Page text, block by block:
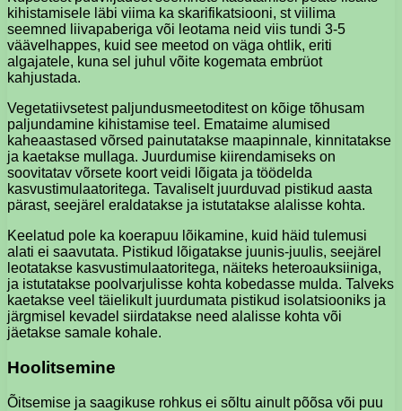
kihistamisele läbi viima ka skarifikatsiooni, st viilima
seemned liivapaberiga või leotama neid viis tundi 3-5
väävelhappes, kuid see meetod on väga ohtlik, eriti
algajatele, kuna sel juhul võite kogemata embrüot
kahjustada.
Vegetatiivsetest paljundusmeetoditest on kõige tõhusam
paljundamine kihistamise teel. Emataime alumised
kaheaastased võrsed painutatakse maapinnale, kinnitatakse
ja kaetakse mullaga. Juurdumise kiirendamiseks on
soovitatav võrsete koort veidi lõigata ja töödelda
kasvustimulaatoritega. Tavaliselt juurduvad pistikud aasta
pärast, seejärel eraldatakse ja istutatakse alalisse kohta.
Keelatud pole ka koerapuu lõikamine, kuid häid tulemusi
alati ei saavutata. Pistikud lõigatakse juunis-juulis, seejärel
leotatakse kasvustimulaatoritega, näiteks heteroauksiiniga,
ja istutatakse poolvarjulisse kohta kobedasse mulda. Talveks
kaetakse veel täielikult juurdumata pistikud isolatsiooniks ja
järgmisel kevadel siirdatakse need alalisse kohta või
jäetakse samale kohale.
Hoolitsemine
Õitsemise ja saagikuse rohkus ei sõltu ainult põõsa või puu